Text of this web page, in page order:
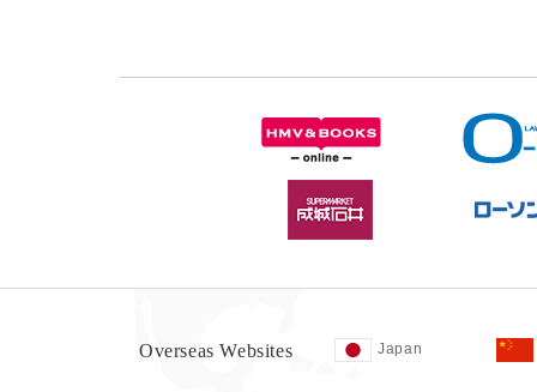
Overseas Websites Japan